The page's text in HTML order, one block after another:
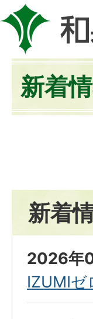
新着
新着
2026年
IZUMIゼ